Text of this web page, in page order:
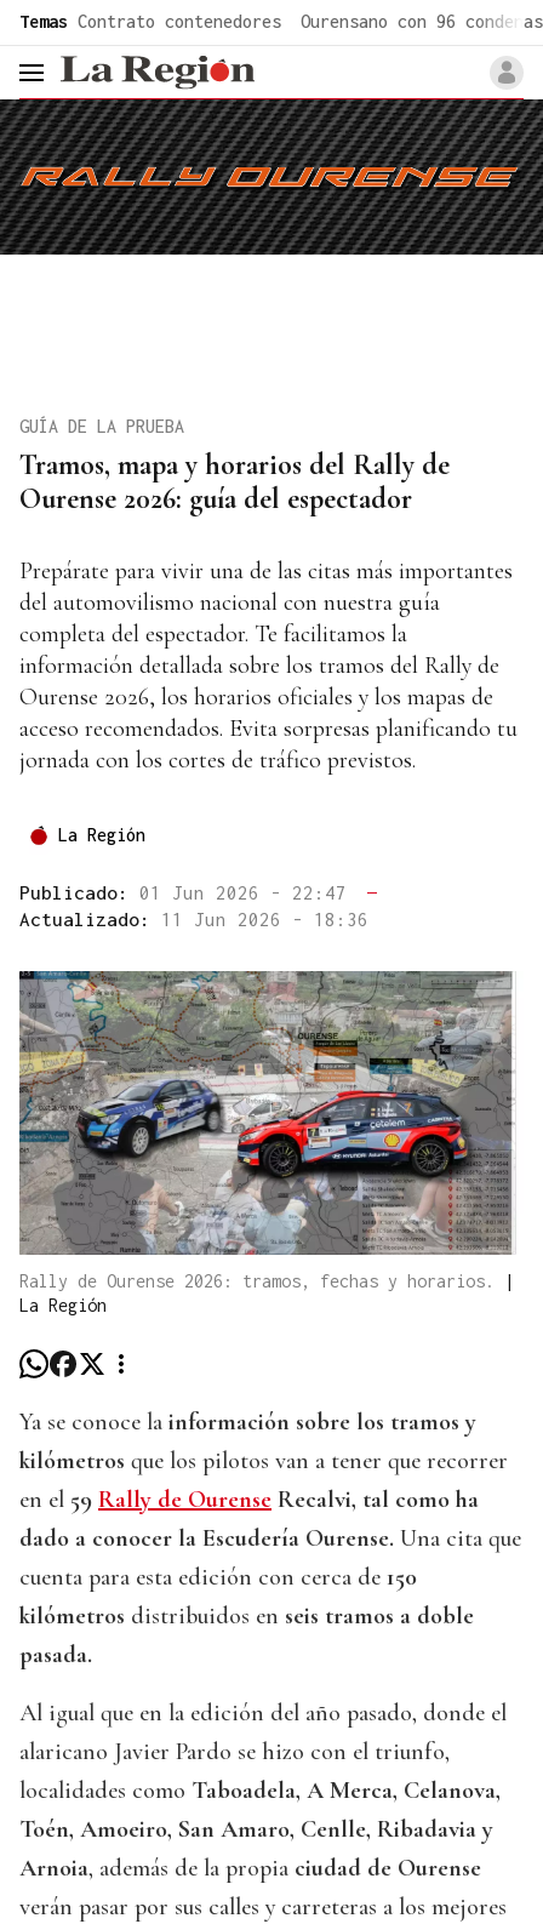
Temas Contrato contenedores Ourensano con 96 condenas
header.menu.open
Tramos, mapa y horarios del Rally de
Ourense 2026: guía del espectador
GUÍA DE LA PRUEBA
Prepárate para vivir una de las citas más importantes
del automovilismo nacional con nuestra guía
completa del espectador. Te facilitamos la
información detallada sobre los tramos del Rally de
Ourense 2026, los horarios oficiales y los mapas de
acceso recomendados. Evita sorpresas planificando tu
jornada con los cortes de tráfico previstos.
La Región
Publicado: 01 Jun 2026 - 22:47
—
Actualizado: 11 Jun 2026 - 18:36
Rally de Ourense 2026: tramos, fechas y horarios.
|
La Región
Ya se conoce la información sobre los tramos y
kilómetros que los pilotos van a tener que recorrer
en el 59 Rally de Ourense Recalvi, tal como ha
dado a conocer la Escudería Ourense. Una cita que
cuenta para esta edición con cerca de 150
kilómetros distribuidos en seis tramos a doble
pasada.
Al igual que en la edición del año pasado, donde el
alaricano Javier Pardo se hizo con el triunfo,
localidades como Taboadela, A Merca, Celanova,
Toén, Amoeiro, San Amaro, Cenlle, Ribadavia y
Arnoia, además de la propia ciudad de Ourense
verán pasar por sus calles y carreteras a los mejores